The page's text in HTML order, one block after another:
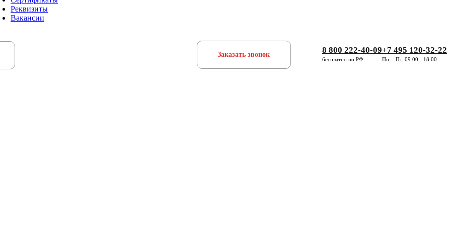
Реквизиты
Вакансии
Заказать звонок 8 800 222-40-09
бесплатно по РФ
+7 495 120-32-22
Пн. - Пт. 09:00 - 18:00